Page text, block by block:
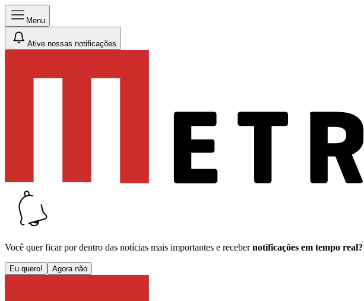
Menu
Ative nossas notificações
Você quer ficar por dentro das notícias mais importantes e receber notificações em tempo real?
Eu quero! Agora não